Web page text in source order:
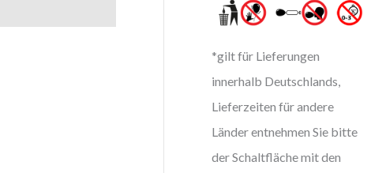
*gilt für Lieferungen
innerhalb Deutschlands,
Lieferzeiten für andere
Länder entnehmen Sie bitte
der Schaltfläche mit den